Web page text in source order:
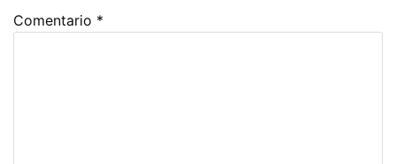
Comentario *